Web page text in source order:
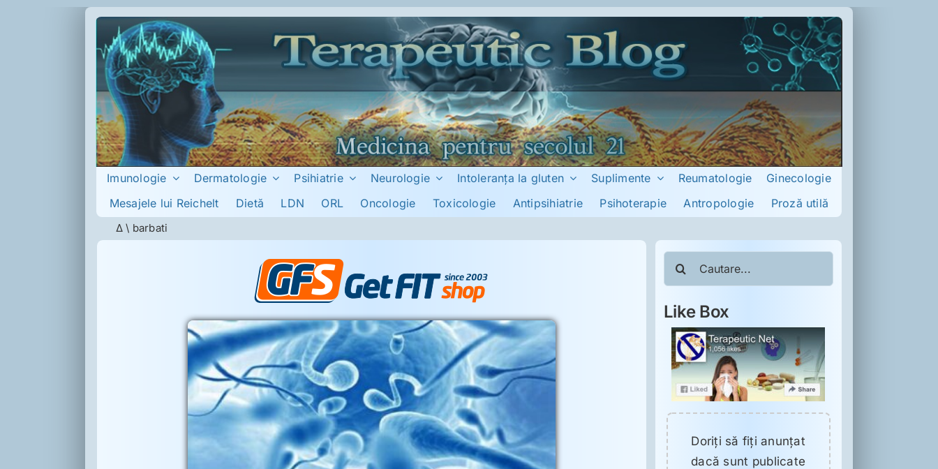
Imunologie Dermatologie Psihiatrie Neurologie Intoleranţa la gluten Suplimente Reumatologie
Ginecologie
Mesajele lui Reichelt
Dietă LDN ORL Oncologie Toxicologie Antipsihiatrie Psihoterapie Antropologie Proză utilă
Δ \ barbati
Like Box
Doriţi să fiţi anunţat
dacă sunt publicate